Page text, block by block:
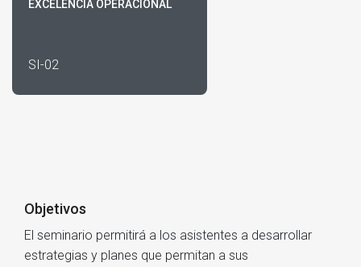
EXCELENCIA OPERACIONAL
SI-02
Objetivos
El seminario permitirá a los asistentes a desarrollar
estrategias y planes que permitan a sus